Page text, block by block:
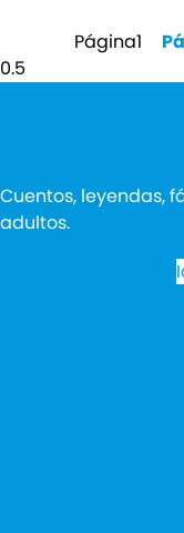
Página1
Cuentos, leyendas,
adultos.